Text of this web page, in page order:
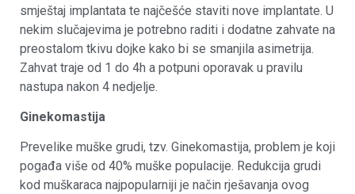
smještaj implantata te najčešće staviti nove implantate. U
nekim slučajevima je potrebno raditi i dodatne zahvate na
preostalom tkivu dojke kako bi se smanjila asimetrija.
Zahvat traje od 1 do 4h a potpuni oporavak u pravilu
nastupa nakon 4 nedjelje.
Ginekomastija
Prevelike muške grudi, tzv. Ginekomastija, problem je koji
pogađa više od 40% muške populacije. Redukcija grudi
kod muškaraca najpopularniji je način rješavanja ovog